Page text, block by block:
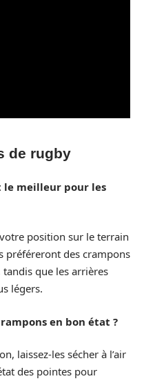
de rugby
le meilleur pour les
position sur le terrain
préféreront des crampons
que les arrières
légers.
en bon état ?
laissez-les sécher à l’air
des pointes pour